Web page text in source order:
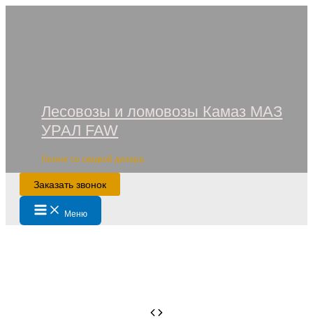
Лесовозы и ломовозы Камаз МАЗ
УРАЛ FAW
Лизинг со скидкой дилера
Заказать звонок
Main
Menu Меню